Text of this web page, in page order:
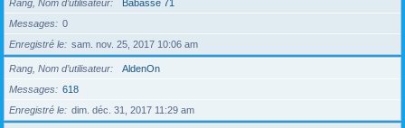
Rang, Nom d’utilisateur
Babasse 71
Messages
0
Enregistré le
sam. nov. 25, 2017 10:06 am
Rang, Nom d’utilisateur
AldenOn
Messages
618
Enregistré le
dim. déc. 31, 2017 11:29 am